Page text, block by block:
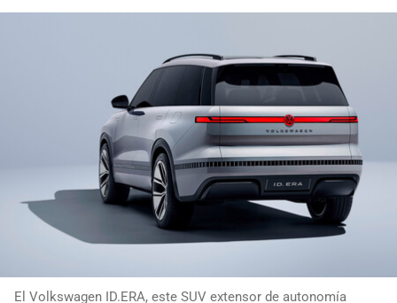
El Volkswagen ID.ERA, este SUV extensor de autonomía